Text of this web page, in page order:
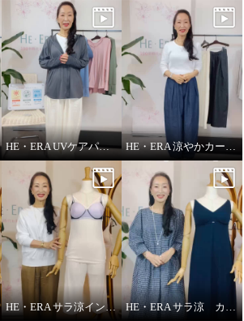
HE・ERA UVケアパーカー 機能性について HE・ERA 涼やかカーヴィーパンツ
HE・ERA サラ涼インナー HE・ERA サラ涼 カップ付きスリップ